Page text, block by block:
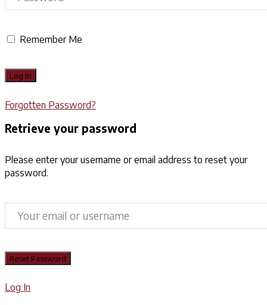
Remember Me
Forgotten Password?
Retrieve your password
Please enter your username or email address to reset your
password.
Log In